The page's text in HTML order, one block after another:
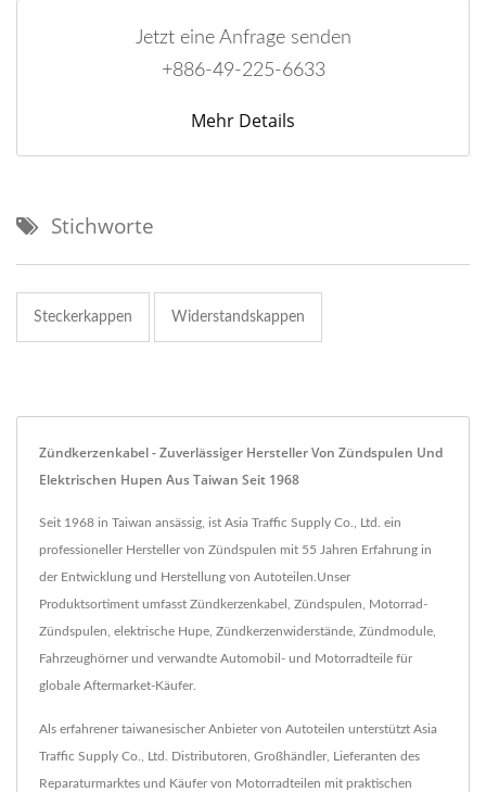
Jetzt eine Anfrage senden
+886-49-225-6633
Mehr Details
Stichworte
Steckerkappen Widerstandskappen
Zündkerzenkabel - Zuverlässiger Hersteller Von Zündspulen Und
Elektrischen Hupen Aus Taiwan Seit 1968
Seit 1968 in Taiwan ansässig, ist Asia Traffic Supply Co., Ltd. ein
professioneller Hersteller von Zündspulen mit 55 Jahren Erfahrung in
der Entwicklung und Herstellung von Autoteilen.Unser
Produktsortiment umfasst Zündkerzenkabel, Zündspulen, Motorrad-
Zündspulen, elektrische Hupe, Zündkerzenwiderstände, Zündmodule,
Fahrzeughörner und verwandte Automobil- und Motorradteile für
globale Aftermarket-Käufer.
Als erfahrener taiwanesischer Anbieter von Autoteilen unterstützt Asia
Traffic Supply Co., Ltd. Distributoren, Großhändler, Lieferanten des
Reparaturmarktes und Käufer von Motorradteilen mit praktischen